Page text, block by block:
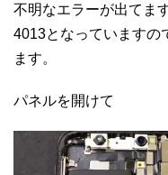
不明なエラーが出てます
4013となっていますの
ます。
パネルを開けて